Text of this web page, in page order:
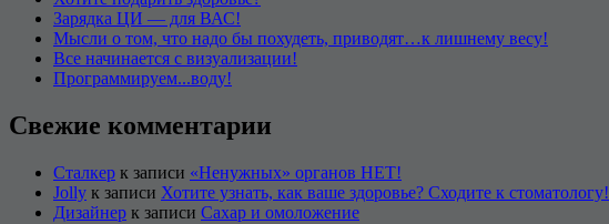
Зарядка ЦИ — для ВАС!
Мысли о том, что надо бы похудеть, приводят…к лишнему весу!
Все начинается с визуализации!
Программируем...воду!
Свежие комментарии
Сталкер к записи «Ненужных» органов НЕТ!
Jolly к записи Хотите узнать, как ваше здоровье? Сходите к стоматологу!
Дизайнер к записи Сахар и омоложение